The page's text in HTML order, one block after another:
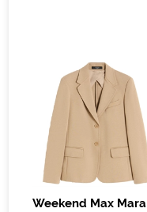
Weekend Max Mara